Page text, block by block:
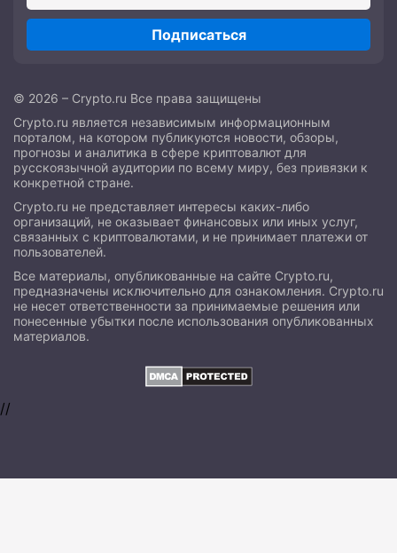
Подписаться
© 2026 – Crypto.ru Все права защищены
Crypto.ru является независимым информационным
порталом, на котором публикуются новости, обзоры,
прогнозы и аналитика в сфере криптовалют для
русскоязычной аудитории по всему миру, без привязки к
конкретной стране.
Crypto.ru не представляет интересы каких-либо
организаций, не оказывает финансовых или иных услуг,
связанных с криптовалютами, и не принимает платежи от
пользователей.
Все материалы, опубликованные на сайте Crypto.ru,
предназначены исключительно для ознакомления. Crypto.ru
не несет ответственности за принимаемые решения или
понесенные убытки после использования опубликованных
материалов.
//